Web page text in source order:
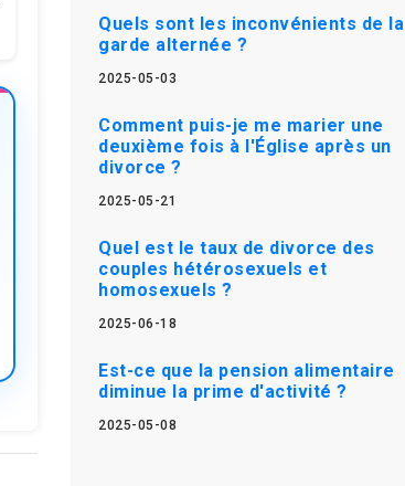
Quels sont les inconvénients de la
garde alternée ?
2025-05-03
Comment puis-je me marier une
deuxième fois à l'Église après un
divorce ?
2025-05-21
Quel est le taux de divorce des
couples hétérosexuels et
homosexuels ?
2025-06-18
Est-ce que la pension alimentaire
diminue la prime d'activité ?
2025-05-08